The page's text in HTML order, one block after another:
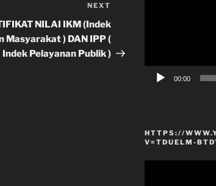
Post
NEXT
NILAI IKM (Indek
Masyarakat ) DAN IPP (
Indek Pelayanan Publik )
00:00
HTTPS://
V=TDUELM-